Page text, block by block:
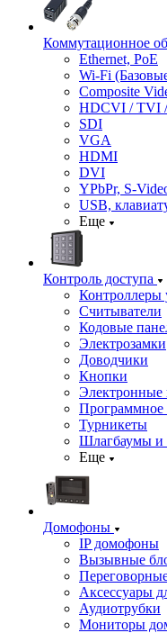
Коммутационное
Ethernet, PoE
Wi-Fi
Composite
HDCVI / TVI
SDI
VGA
HDMI
DVI
YPbPr, S-
USB,
Еще
Контроль доступа
Контроллеры
Считыватели
Кодовые
Электрозамки
Доводчики
Кнопки
Электронные
Программное
Турникеты
Шлагбаумы и
Еще
Домофоны
IP домофоны
Вызывные
Аксессуары
Аудиотрубки
Мониторы